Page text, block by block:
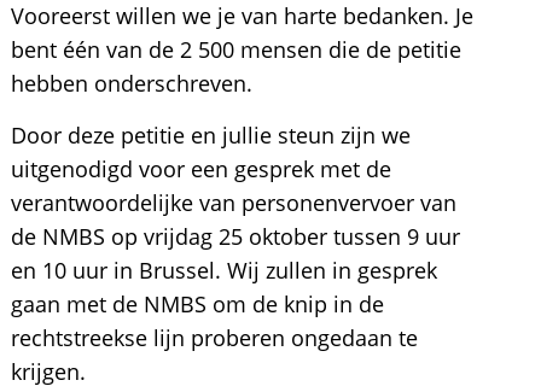
Vooreerst willen we je van harte bedanken. Je
bent één van de 2 500 mensen die de petitie
hebben onderschreven.
Door deze petitie en jullie steun zijn we
uitgenodigd voor een gesprek met de
verantwoordelijke van personenvervoer van
de NMBS op vrijdag 25 oktober tussen 9 uur
en 10 uur in Brussel. Wij zullen in gesprek
gaan met de NMBS om de knip in de
rechtstreekse lijn proberen ongedaan te
krijgen.